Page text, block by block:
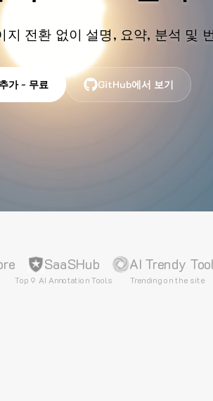
전환 없이 설명, 요약, 분석 및
가 - 무료 GitHub에서 보기
SaaSHub
Top 9 AI Annotation Tools
AI Trendy
Trending on the site